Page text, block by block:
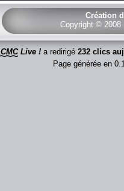
Création
Copyright © 2008
CMCLive !a redirigé 232 clics
Page générée en